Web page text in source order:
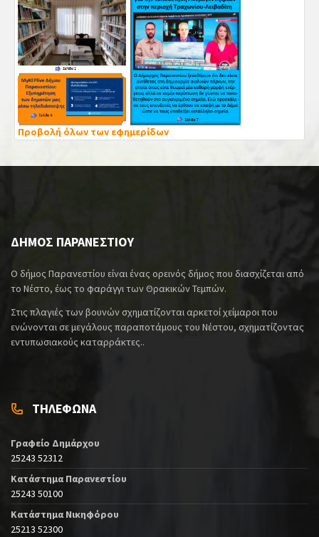
Προβολή όλων των εφημερίδων
ΔΗΜΟΣ ΠΑΡΑΝΕΣΤΙΟΥ
Ο δήμος Παρανεστίου είναι ένας ορεινός δήμος που διασχίζεται από
το Νέστο, έως το φαράγγι των Θρακικών Τεμπών.
Στις πλαγιές των βουνών σχηματίζονται αρκετοί χείμαροι που
ενώνονται σε μεγάλους παραποτάμους του Νέστου, σχηματίζοντας
εντυπωσιακούς καταρράκτες..
ΤΗΛΕΦΩΝΑ
Γραφείο Δημάρχου
25243 52312
Κατάστημα Παρανεστίου
25243 50100
Κατάστημα Νικηφόρου
25213 52300